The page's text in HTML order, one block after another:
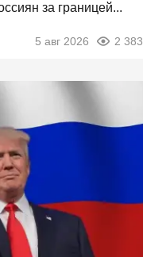
за границей...
5 авг 2026 2 383